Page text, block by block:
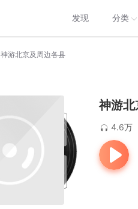
发现 分类
神游北京及周边各县
神游北
4.6万